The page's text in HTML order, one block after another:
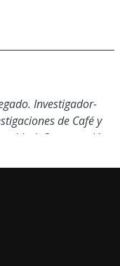
Investigador-
de Café y
Conservación